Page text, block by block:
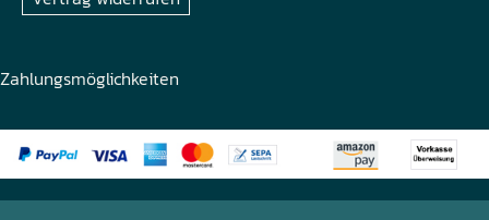
Zahlungsmöglichkeiten